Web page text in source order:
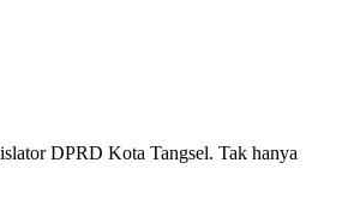
DPRD Kota Tangsel. Tak hanya